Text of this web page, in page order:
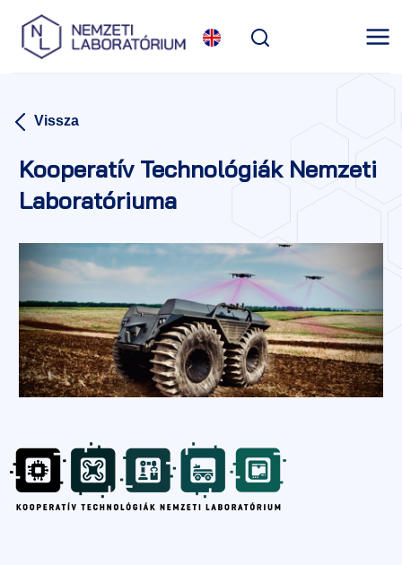
Vissza
Kooperatív Technológiák Nemzeti
Laboratóriuma